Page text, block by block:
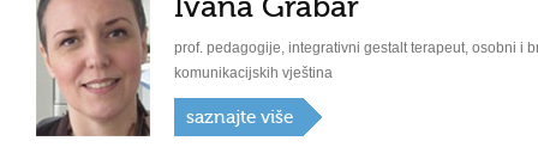
prof. pedagogije, integrativni gestalt terapeut, osobni i
komunikacijskih vještina
saznajte više